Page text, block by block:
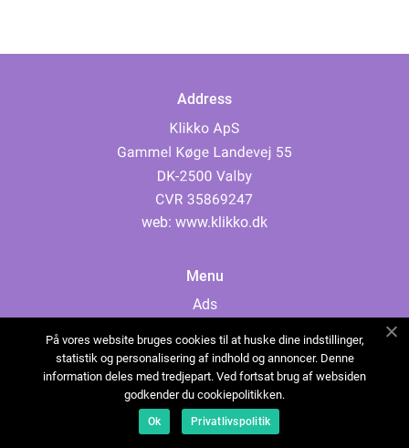
Address
web: www.klikko.dk
Menu
Ads
Cookies
Contact
Sitemap
På vores website bruges cookies til at huske dine indstillinger,
statistik og personalisering af indhold og annoncer. Denne
information deles med tredjepart. Ved fortsat brug af websiden
godkender du cookiepolitikken.
Ok Privatlivspolitik